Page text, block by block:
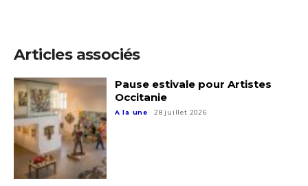
Prénom
Statut / Organisation
Adresse email*
Nom
Articles associés
Pause estivale pour Artistes
Occitanie
A la une 28 juillet 2026